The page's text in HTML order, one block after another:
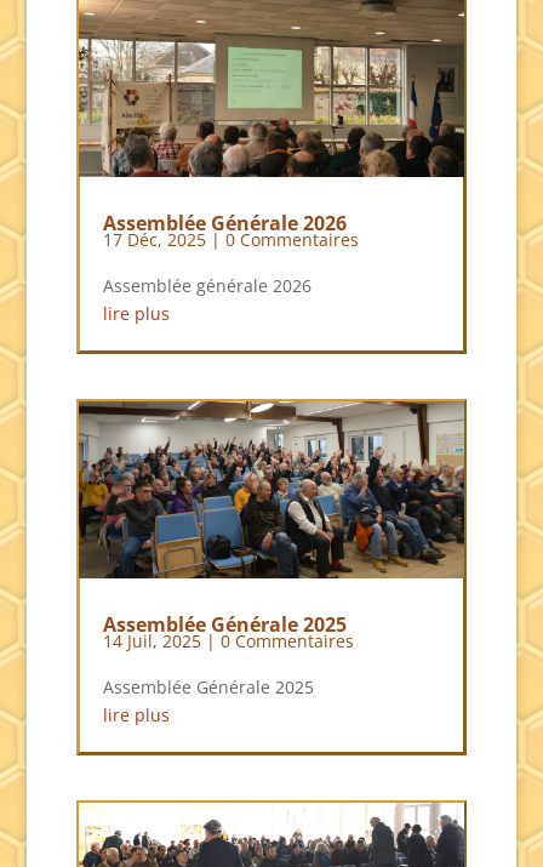
Assemblée Générale 2026
17 Déc, 2025| 0 Commentaires
Assemblée générale 2026
lire plus
Assemblée Générale 2025
14 Juil, 2025| 0 Commentaires
Assemblée Générale 2025
lire plus